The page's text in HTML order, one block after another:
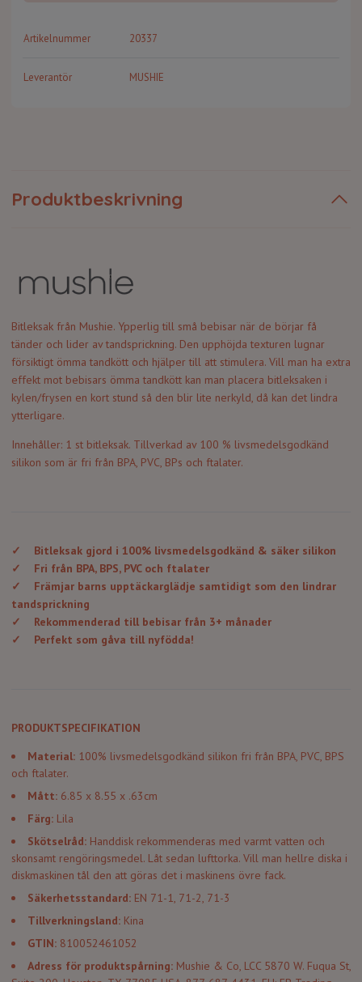
Artikelnummer 20337
Leverantör MUSHIE
Produktbeskrivning
Bitleksak från Mushie. Ypperlig till små bebisar när de börjar få
tänder och lider av tandsprickning. Den upphöjda texturen lugnar
försiktigt ömma tandkött och hjälper till att stimulera. Vill man ha extra
effekt mot bebisars ömma tandkött kan man placera bitleksaken i
kylen/frysen en kort stund så den blir lite nerkyld, då kan det lindra
ytterligare.
Innehåller: 1 st bitleksak. Tillverkad av 100 % livsmedelsgodkänd
silikon som är fri från BPA, PVC, BPs och ftalater.
✓
Bitleksak gjord i 100% livsmedelsgodkänd & säker silikon
✓
Fri från BPA, BPS, PVC och ftalater
✓
Främjar barns upptäckarglädje samtidigt som den lindrar
tandsprickning
✓
Rekommenderad till bebisar från 3+ månader
✓
Perfekt som gåva till nyfödda!
PRODUKTSPECIFIKATION
Material: 100% livsmedelsgodkänd silikon fri från BPA, PVC, BPS
och ftalater.
Mått: 6.85 x 8.55 x .63cm
Färg: Lila
Skötselråd: Handdisk rekommenderas med varmt vatten och
skonsamt rengöringsmedel. Låt sedan lufttorka. Vill man hellre diska i
diskmaskinen tål den att göras det i maskinens övre fack.
Säkerhetsstandard: EN 71-1, 71-2, 71-3
Tillverkningsland: Kina
GTIN: 810052461052
Adress för produktspårning: Mushie & Co, LCC 5870 W. Fuqua St,